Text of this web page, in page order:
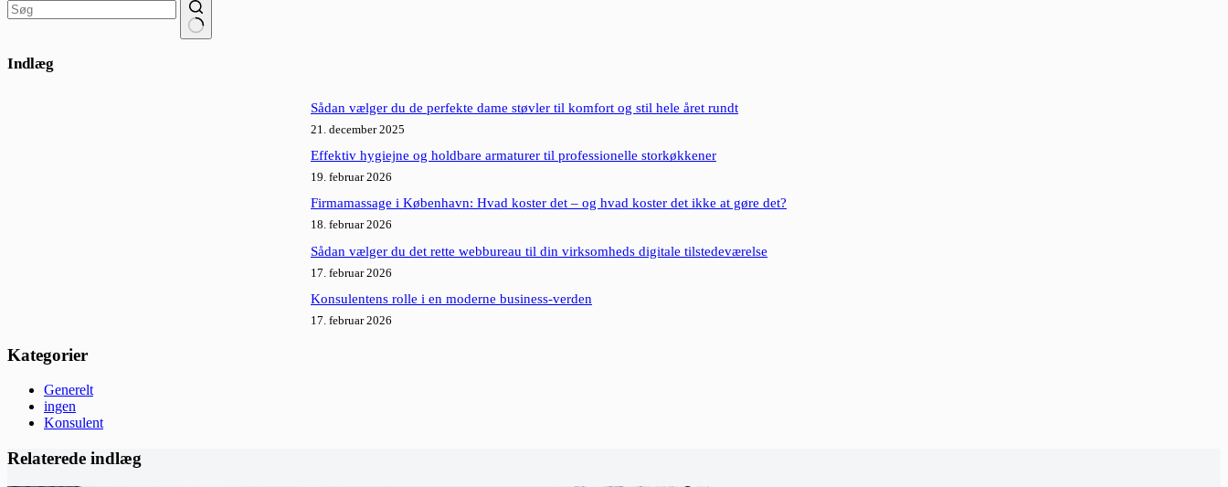
resultater
Indlæg
Sådan vælger du de perfekte dame støvler til komfort og stil hele året rundt
21. december 2025
Effektiv hygiejne og holdbare armaturer til professionelle storkøkkener
19. februar 2026
Firmamassage i København: Hvad koster det – og hvad koster det ikke at gøre det?
18. februar 2026
Sådan vælger du det rette webbureau til din virksomheds digitale tilstedeværelse
17. februar 2026
Konsulentens rolle i en moderne business-verden
17. februar 2026
Kategorier
Generelt
ingen
Konsulent
Relaterede indlæg